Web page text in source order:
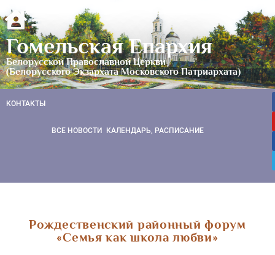
Гомельская Епархия
Белорусской Православной Церкви
(Белорусского Экзархата Московского Патриархата)
КОНТАКТЫ
ВСЕ НОВОСТИ КАЛЕНДАРЬ, РАСПИСАНИЕ
Рождественский районный форум
«Семья как школа любви»